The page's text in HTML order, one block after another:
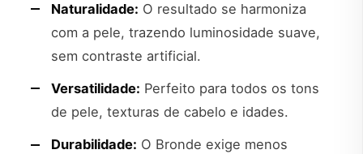
Naturalidade: O resultado se harmoniza
com a pele, trazendo luminosidade suave,
sem contraste artificial.
Versatilidade: Perfeito para todos os tons
de pele, texturas de cabelo e idades.
Durabilidade: O Bronde exige menos